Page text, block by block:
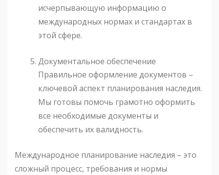
исчерпывающую информацию о
международных нормах и стандартах в
этой сфере.
Документальное обеспечение
Правильное оформление документов –
ключевой аспект планирования наследия.
Мы готовы помочь грамотно оформить
все необходимые документы и
обеспечить их валидность.
Международное планирование наследия – это
сложный процесс, требования и нормы